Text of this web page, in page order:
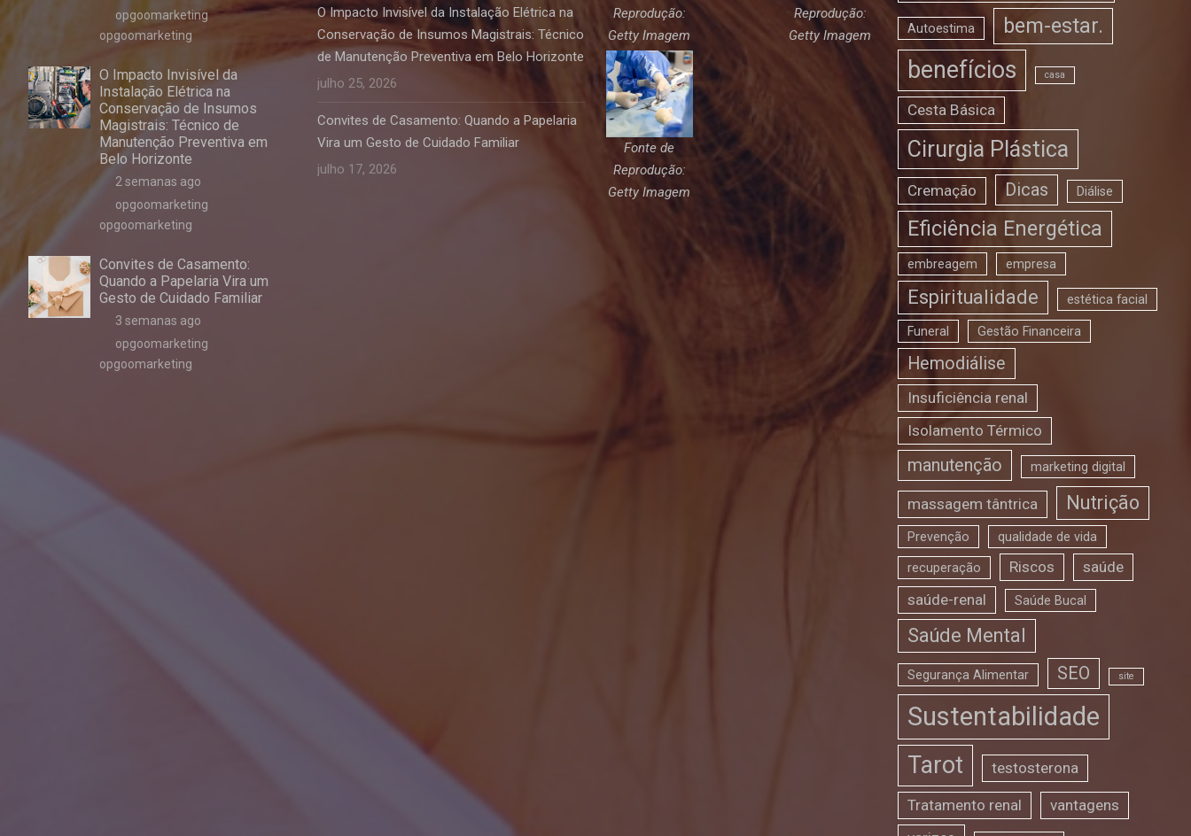
opgoomarketing
opgoomarketing
O Impacto Invisível da
Instalação Elétrica na
Conservação de Insumos
Magistrais: Técnico de
Manutenção Preventiva em
Belo Horizonte
2 semanas ago
opgoomarketing
opgoomarketing
Convites de Casamento:
Quando a Papelaria Vira um
Gesto de Cuidado Familiar
3 semanas ago
opgoomarketing
opgoomarketing
O Impacto Invisível da Instalação Elétrica na
Conservação de Insumos Magistrais: Técnico
de Manutenção Preventiva em Belo Horizonte
julho 25, 2026
Convites de Casamento: Quando a Papelaria
Vira um Gesto de Cuidado Familiar
julho 17, 2026
Reprodução:
Getty Imagem
Reprodução:
Getty Imagem
Fonte de
Reprodução:
Getty Imagem
Autoestima bem-estar.
benefícios casa
Cesta Básica
Cirurgia Plástica
Cremação Dicas Diálise
Eficiência Energética
embreagem empresa
Espiritualidade estética facial
Funeral Gestão Financeira
Hemodiálise
Insuficiência renal
Isolamento Térmico
manutenção marketing digital
massagem tântrica Nutrição
Prevenção qualidade de vida
recuperação Riscos
saúde
saúde-renal
Saúde Bucal
Saúde Mental
Segurança Alimentar SEO site
Sustentabilidade
Tarot testosterona
Tratamento renal
vantagens